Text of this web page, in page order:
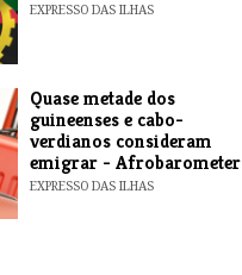
EXPRESSO DAS ILHAS
Quase metade dos
guineenses e cabo-
verdianos consideram
emigrar - Afrobarometer
EXPRESSO DAS ILHAS